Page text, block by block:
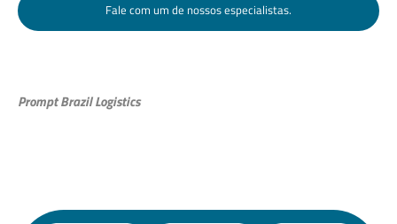
Fale com um de nossos especialistas.
Prompt Brazil Logistics